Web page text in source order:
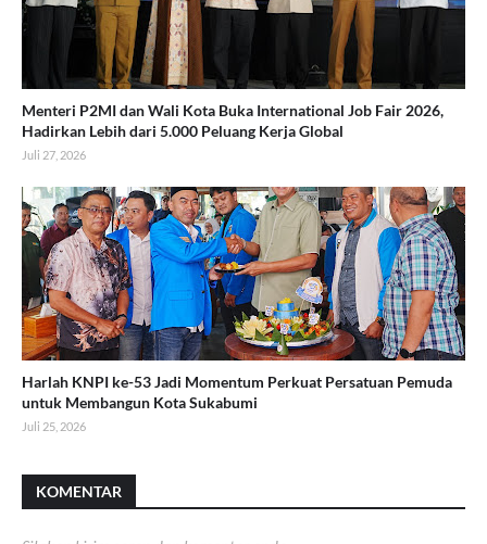
Menteri P2MI dan Wali Kota Buka International Job Fair 2026,
Hadirkan Lebih dari 5.000 Peluang Kerja Global
Juli 27, 2026
Harlah KNPI ke-53 Jadi Momentum Perkuat Persatuan Pemuda
untuk Membangun Kota Sukabumi
Juli 25, 2026
KOMENTAR